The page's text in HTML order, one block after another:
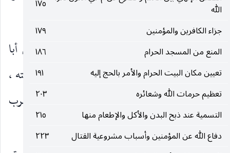
الله
١٧٥
جزاء الكافرين والمؤمنين
١٧٩
المنع من المسجد الحرام
١٨٦
تعيين مكان البيت الحرام والأمر بالحج إليه
١٩١
تعظيم حرمات الله وشعائره
٢٠٣
التسمية عند ذبح البدن والأكل والإطعام منها
٢١٥
دفاع الله عن المؤمنين وأسباب مشروعية القتال
٢٢٣
منه ما استطعتم».
(مِلَّةَ أَبِيكُمْ إِبْراهِيمَ
أي شريعته ، وإنما جعل أبا
للمسلمين ؛ لأنه أبو رسول اللهصلى‌الله‌عليه‌وسلم، وهو كالأب لأمته ،
من حيث إنه سبب لحياتهم الأبدية ، أو لأن أكثر العرب
كانوا من ذريته ، فغلّبوا على غيرهم.